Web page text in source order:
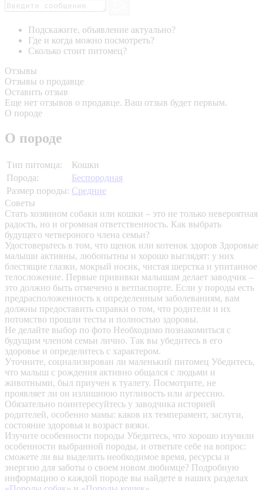
Подскажите, объявление актуально?
Где и когда можно посмотреть?
Сколько стоит питомец?
Отзывы
Отзывы о продавце
Оставить отзыв
Еще нет отзывов о продавце. Ваш отзыв будет первым.
О породе
О породе
Тип питомца:
Кошки
Порода:
Беспородная
Размер породы: Средние
Советы
Стать хозяином собаки или кошки – это не только невероятная
радость, но и огромная ответственность. Как выбрать
будущего четвероного члена семьи?
Удостоверьтесь в том, что щенок или котенок здоров Здоровые
малыши активны, любопытны и хорошо выглядят: у них
блестящие глазки, мокрый носик, чистая шерстка и упитанное
телосложение. Первые прививки малышам делает заводчик –
это должно быть отмечено в ветпаспорте. Если у породы есть
предрасположенность к определенным заболеваниям, вам
должны предоставить справки о том, что родители и их
потомство прошли тесты и полностью здоровы.
Не делайте выбор по фото Необходимо познакомиться с
будущим членом семьи лично. Так вы убедитесь в его
здоровье и определитесь с характером.
Уточните, социализирован ли маленький питомец Убедитесь,
что малыш с рождения активно общался с людьми и
животными, был приучен к туалету. Посмотрите, не
проявляет ли он излишнюю пугливость или агрессию.
Обязательно поинтересуйтесь у заводчика историей
родителей, особенно мамы: каков их темперамент, заслуги,
состояние здоровья и возраст вязки.
Изучите особенности породы Убедитесь, что хорошо изучили
особенности выбранной породы, и ответьте себе на вопрос:
сможете ли вы выделить необходимое время, ресурсы и
энергию для заботы о своем новом любимце? Подробную
информацию о каждой породе вы найдете в наших разделах